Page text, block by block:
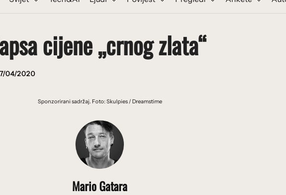
cijene „crnog zlata“
04/2020
Sponzorirani sadržaj. Foto: Skulpies / Dreamstime
Mario Gatara